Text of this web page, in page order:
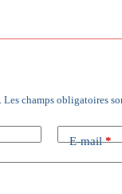
Les champs obligatoires
E-mail*